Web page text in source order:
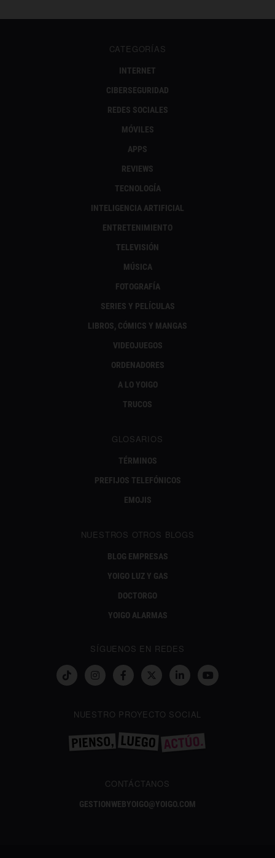
CATEGORÍAS
INTERNET
CIBERSEGURIDAD
REDES SOCIALES
MÓVILES
APPS
REVIEWS
TECNOLOGÍA
INTELIGENCIA ARTIFICIAL
ENTRETENIMIENTO
TELEVISIÓN
MÚSICA
FOTOGRAFÍA
SERIES Y PELÍCULAS
LIBROS, CÓMICS Y MANGAS
VIDEOJUEGOS
ORDENADORES
A LO YOIGO
TRUCOS
GLOSARIOS
TÉRMINOS
PREFIJOS TELEFÓNICOS
EMOJIS
NUESTROS OTROS BLOGS
BLOG EMPRESAS
YOIGO LUZ Y GAS
DOCTORGO
YOIGO ALARMAS
SÍGUENOS EN REDES
NUESTRO PROYECTO SOCIAL
CONTÁCTANOS
GESTIONWEBYOIGO@YOIGO.COM